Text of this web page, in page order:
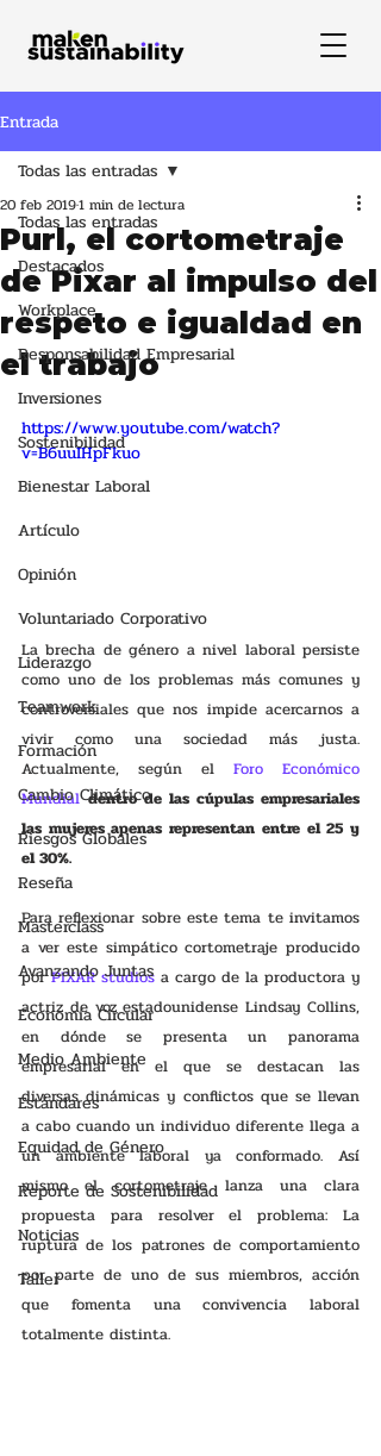
Entrada
Todas las entradas
Destacados
Workplace
Responsabilidad Empresarial
Inversiones
Sostenibilidad
Bienestar Laboral
Artículo
Opinión
Voluntariado Corporativo
Liderazgo
Teamwork
Formación
Cambio Climático
Riesgos Globales
Reseña
Masterclass
Avanzando Juntas
Economía Circular
Medio Ambiente
Estándares
Equidad de Género
Reporte de Sostenibilidad
Noticias
Taller
Todas las entradas
Purl, el cortometraje
de Pixar al impulso del
respeto e igualdad en
el trabajo
20 feb 20191 min de lectura
https://www.youtube.com/watch?
v=B6uuIHpFkuo
La brecha de género a nivel laboral persiste
como uno de los problemas más comunes y
controversiales que nos impide acercarnos a
vivir como una sociedad más justa.
Actualmente, según el Foro Económico
Mundial dentro de las cúpulas empresariales
las mujeres apenas representan entre el 25 y
el 30%.
Para reflexionar sobre este tema te invitamos
a ver este simpático cortometraje producido
por PIXAR studios a cargo de la productora y
actriz de voz estadounidense Lindsay Collins,
en dónde se presenta un panorama
empresarial en el que se destacan las
diversas dinámicas y conflictos que se llevan
a cabo cuando un individuo diferente llega a
un ambiente laboral ya conformado. Así
mismo el cortometraje lanza una clara
propuesta para resolver el problema: La
ruptura de los patrones de comportamiento
por parte de uno de sus miembros, acción
que fomenta una convivencia laboral
totalmente distinta.